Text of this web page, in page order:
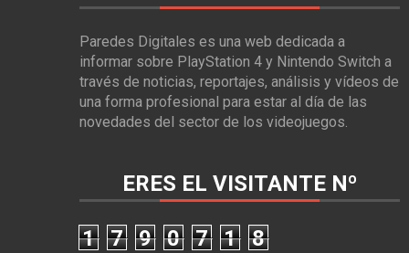
Paredes Digitales es una web dedicada a
informar sobre PlayStation 4 y Nintendo Switch a
través de noticias, reportajes, análisis y vídeos de
una forma profesional para estar al día de las
novedades del sector de los videojuegos.
ERES EL VISITANTE Nº
1 7 9 0 7 1 8